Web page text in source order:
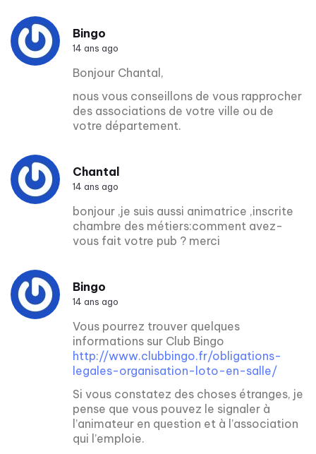
Bingo
14 ans ago
Bonjour Chantal,
nous vous conseillons de vous rapprocher
des associations de votre ville ou de
votre département.
Chantal
14 ans ago
bonjour ,je suis aussi animatrice ,inscrite
chambre des métiers:comment avez-
vous fait votre pub ? merci
Bingo
14 ans ago
Vous pourrez trouver quelques
informations sur Club Bingo
http://www.clubbingo.fr/obligations-
legales-organisation-loto-en-salle/
Si vous constatez des choses étranges, je
pense que vous pouvez le signaler à
l’animateur en question et à l’association
qui l’emploie.